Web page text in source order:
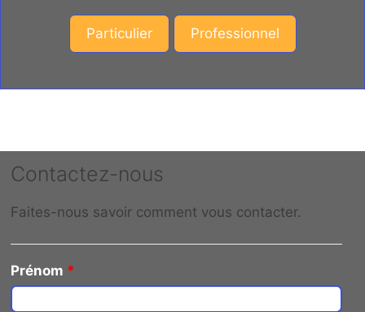
Particulier Professionnel
Contactez-nous
Faites-nous savoir comment vous contacter.
Prénom *